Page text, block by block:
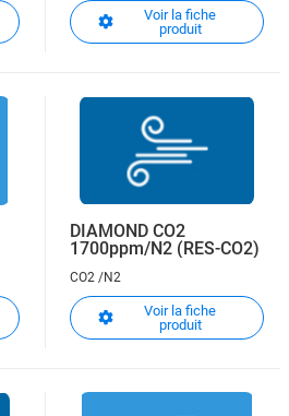
Voir la fiche
produit
DIAMOND CO2
1700ppm/N2 (RES-CO2)
CO2 /N2
Voir la fiche
produit